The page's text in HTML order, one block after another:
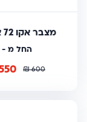
מצבר אקו 72 אמפר
החל מ -
600
₪